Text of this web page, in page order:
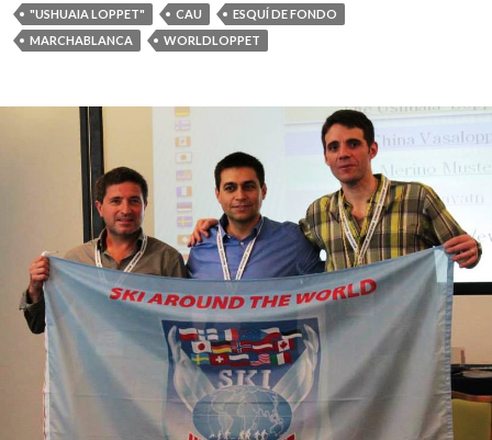
"USHUAIA LOPPET" CAU
ESQUÍ DE FONDO
MARCHABLANCA
WORLDLOPPET